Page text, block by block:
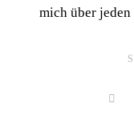
mich über